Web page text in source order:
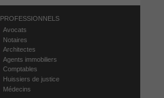
PROFESSIONNELS
Avocats
Notaires
Architectes
Agents immobiliers
Comptables
Huissiers de justice
Médecins